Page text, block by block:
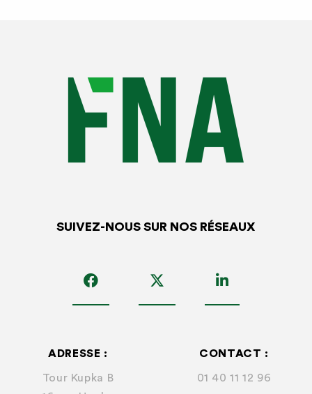
SUIVEZ-NOUS SUR NOS RÉSEAUX
ADRESSE :
Tour Kupka B
CONTACT :
01 40 11 12 96